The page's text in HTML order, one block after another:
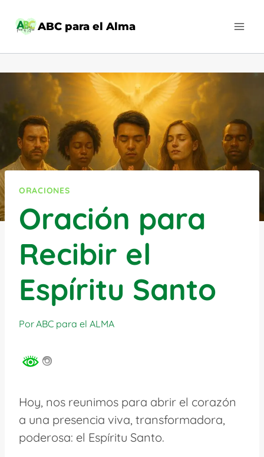
ABC para el Alma
ORACIONES
Oración para
Recibir el
Espíritu Santo
PorABC para el ALMA
Hoy, nos reunimos para abrir el corazón
a una presencia viva, transformadora,
poderosa: el Espíritu Santo.